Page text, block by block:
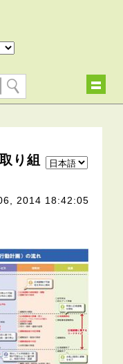
り組
2014 18:42:05